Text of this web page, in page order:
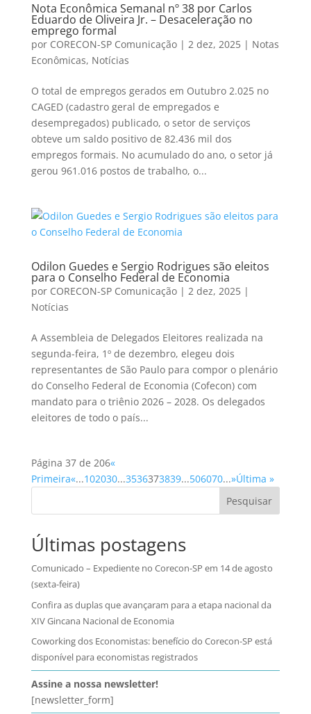
Nota Econômica Semanal nº 38 por Carlos
Eduardo de Oliveira Jr. – Desaceleração no
emprego formal
por CORECON-SP Comunicação| 2 dez, 2025| Notas
Econômicas, Notícias
O total de empregos gerados em Outubro 2.025 no
CAGED (cadastro geral de empregados e
desempregados) publicado, o setor de serviços
obteve um saldo positivo de 82.436 mil dos
empregos formais. No acumulado do ano, o setor já
gerou 961.016 postos de trabalho, o...
Odilon Guedes e Sergio Rodrigues são eleitos
para o Conselho Federal de Economia
por CORECON-SP Comunicação| 2 dez, 2025|
Notícias
A Assembleia de Delegados Eleitores realizada na
segunda-feira, 1º de dezembro, elegeu dois
representantes de São Paulo para compor o plenário
do Conselho Federal de Economia (Cofecon) com
mandato para o triênio 2026 – 2028. Os delegados
eleitores de todo o país...
Página 37 de 206«
Primeira«...102030...3536373839...506070...»Última »
Pesquisar
Últimas postagens
Comunicado – Expediente no Corecon-SP em 14 de agosto
(sexta-feira)
Confira as duplas que avançaram para a etapa nacional da
XIV Gincana Nacional de Economia
Coworking dos Economistas: benefício do Corecon-SP está
disponível para economistas registrados
Assine a nossa newsletter!
[newsletter_form]